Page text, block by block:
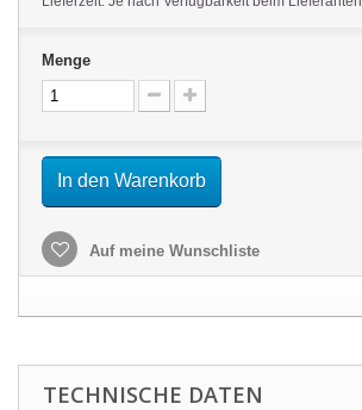
Menge
In den Warenkorb
Auf meine Wunschliste
TECHNISCHE DATEN